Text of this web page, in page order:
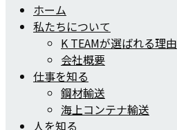
ホーム
私たちについて
K TEAMが選ばれる理由
会社概要
仕事を知る
鋼材輸送
海上コンテナ輸送
人を知る